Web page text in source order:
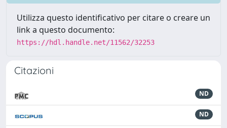
Utilizza questo identificativo per citare o creare un
link a questo documento:
https://hdl.handle.net/11562/32253
Citazioni
ND
ND